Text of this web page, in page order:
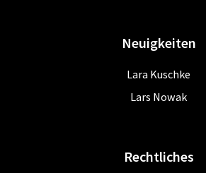
Neuigkeiten
Lara Kuschke
Lars Nowak
Rechtliches